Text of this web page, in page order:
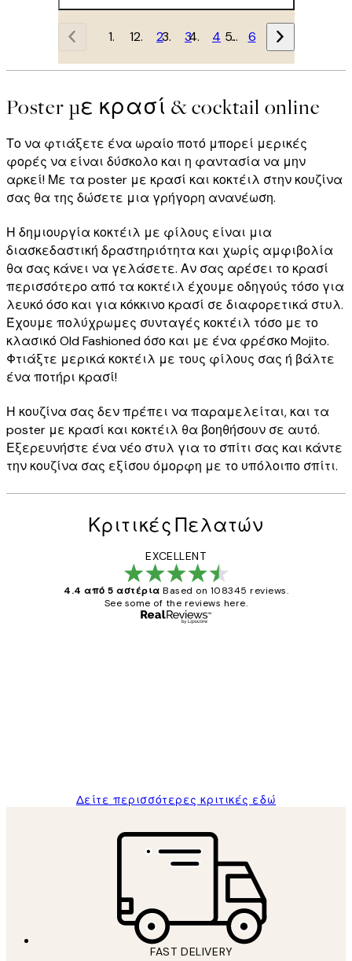
1 2 3 4 … 6
Poster με κρασί & cocktail online
Το να φτιάξετε ένα ωραίο ποτό μπορεί μερικές
φορές να είναι δύσκολο και η φαντασία να μην
αρκεί! Με τα poster με κρασί και κοκτέιλ στην κουζίνα
σας θα της δώσετε μια γρήγορη ανανέωση.
Η δημιουργία κοκτέιλ με φίλους είναι μια
διασκεδαστική δραστηριότητα και χωρίς αμφιβολία
θα σας κάνει να γελάσετε. Αν σας αρέσει το κρασί
περισσότερο από τα κοκτέιλ έχουμε οδηγούς τόσο για
λευκό όσο και για κόκκινο κρασί σε διαφορετικά στυλ.
Έχουμε πολύχρωμες συνταγές κοκτέιλ τόσο με το
κλασικό Old Fashioned όσο και με ένα φρέσκο Mojito.
Φτιάξτε μερικά κοκτέιλ με τους φίλους σας ή βάλτε
ένα ποτήρι κρασί!
Η κουζίνα σας δεν πρέπει να παραμελείται, και τα
poster με κρασί και κοκτέιλ θα βοηθήσουν σε αυτό.
Εξερευνήστε ένα νέο στυλ για το σπίτι σας και κάντε
την κουζίνα σας εξίσου όμορφη με το υπόλοιπο σπίτι.
Κριτικές Πελατών
EXCELLENT
4.4 από 5 αστέρια Based on 108345 reviews.
See some of the reviews here.
Δείτε περισσότερες κριτικές εδώ
FAST DELIVERY